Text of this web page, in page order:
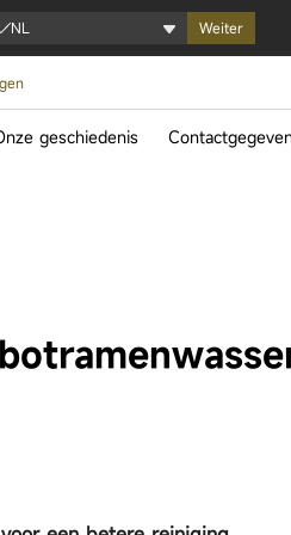
NL Weiter
geschiedenis